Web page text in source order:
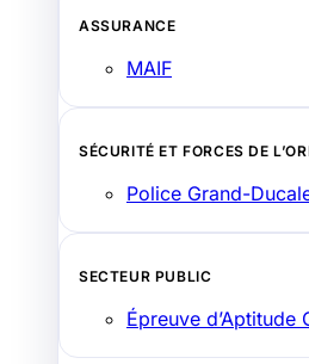
ASSURANCE
MAIF
SÉCURITÉ ET FORCES DE
Police Grand-
SECTEUR PUBLIC
Épreuve d’Aptitude